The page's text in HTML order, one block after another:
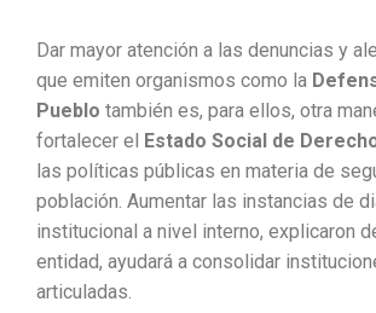
Dar mayor atención a las denuncias y
que emiten organismos como la
Pueblo también es, para ellos, otra
fortalecer el
Estado Social de
las políticas públicas en materia de
población. Aumentar las instancias de
institucional a nivel interno, explicaron
entidad, ayudará a consolidar
articuladas.